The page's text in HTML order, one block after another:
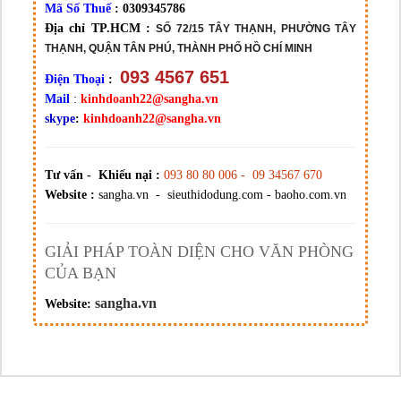
Mã Số Thuế : 0309345786
Địa chỉ TP.HCM : SỐ 72/15 TÂY THẠNH, PHƯỜNG TÂY
THẠNH, QUẬN TÂN PHÚ, THÀNH PHỐ HỒ CHÍ MINH
Điện Thoại : 093 4567 651
Mail : kinhdoanh22@sangha.vn
skype: kinhdoanh22@sangha.vn
Tư vấn - Khiếu nại : 093 80 80 006 - 09 34567 670
Website : sangha.vn - sieuthidodung.com - baoho.com.vn
GIẢI PHÁP TOÀN DIỆN CHO VĂN PHÒNG
CỦA BẠN
Website: sangha.vn